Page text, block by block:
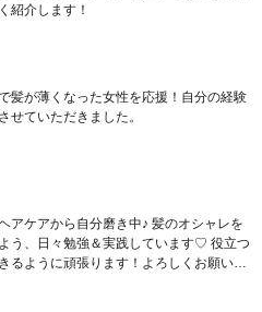
紹介します！
髪が薄くなった女性を応援！自分の経験
せていただきました。
アケアから自分磨き中♪ 髪のオシャレを
う、日々勉強＆実践しています♡ 役立つ
るように頑張ります！よろしくお願いし